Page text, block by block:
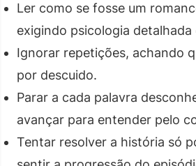
Ler como se fosse um
exigindo psicologia detalhada
Ignorar repetições, achando
por descuido.
Parar a cada palavra
avançar para entender pelo
Tentar resolver a história só